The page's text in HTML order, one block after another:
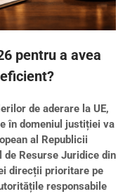
pentru a avea
de aderare la UE,
în domeniul justiției va
al Republicii
de Resurse Juridice din
direcții prioritare pe
responsabile